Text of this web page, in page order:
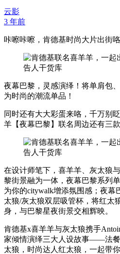
云影
3 年前
咔嚓咔嚓，肯德基时尚大片出街
夜幕巴黎，灵感演绎！将单肩包
为时尚的潮流单品！
同时还有大大彩蛋来咯，千万别
羊【夜幕巴黎】联名周边还有三
在设计师笔下，喜羊羊、灰太狼
黎街景融为一体，夜幕巴黎系列
为你的citywalk增添氛围感；夜幕
太狼/灰太狼双层吸管杯，将红太
身，与巴黎星夜街景交相辉映。
肯德基x喜羊羊与灰太狼携手
家倾情演绎三大人设故事——法
太狼，时尚达人红太狼，一起带